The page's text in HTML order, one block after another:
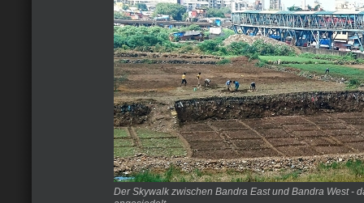
Der Skywalk zwischen Bandra East und Bandra West -